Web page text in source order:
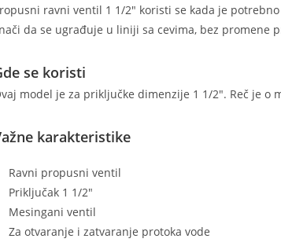
ravni ventil 1 1/2" koristi se kada je
da se ugrađuje u liniji sa cevima, bez promene
se koristi
model je za priključke dimenzije 1 1/2". Reč je
karakteristike
Ravni propusni ventil
Priključak 1 1/2"
Mesingani ventil
Za otvaranje i zatvaranje protoka vode